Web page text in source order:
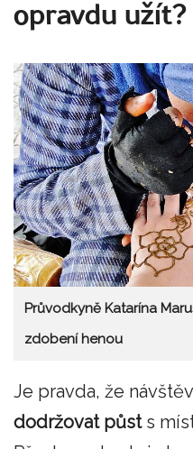
opravdu užít?
Průvodkyně Katarína
zdobení henou
Je pravda, že
dodržovat půsts